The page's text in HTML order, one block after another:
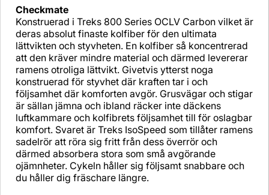
Checkmate
Konstruerad i Treks 800 Series OCLV Carbon vilket är
deras absolut finaste kolfiber för den ultimata
lättvikten och styvheten. En kolfiber så koncentrerad
att den kräver mindre material och därmed levererar
ramens otroliga lättvikt. Givetvis ytterst noga
konstruerad för styvhet där kraften tar i och
följsamhet där komforten avgör. Grusvägar och stigar
är sällan jämna och ibland räcker inte däckens
luftkammare och kolfibrets följsamhet till för oslagbar
komfort. Svaret är Treks IsoSpeed som tillåter ramens
sadelrör att röra sig fritt från dess överrör och
därmed absorbera stora som små avgörande
ojämnheter. Cykeln håller sig följsamt snabbare och
du håller dig fräschare längre.